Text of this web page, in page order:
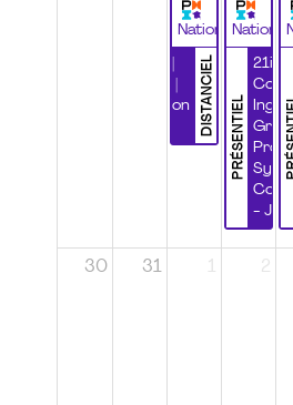
National
DISTANCIEL
Certification
National
PRÉSENTIEL
-
30 31 1 2